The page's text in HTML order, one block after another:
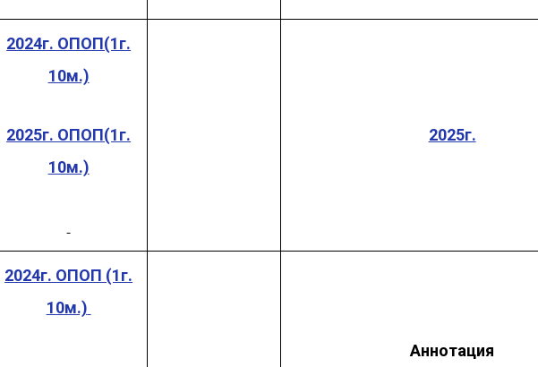
2024г. ОПОП(1г.
10м.)
2025г. ОПОП(1г.
10м.)
2025г.
2024г. ОПОП (1г.
10м.)
Аннотация